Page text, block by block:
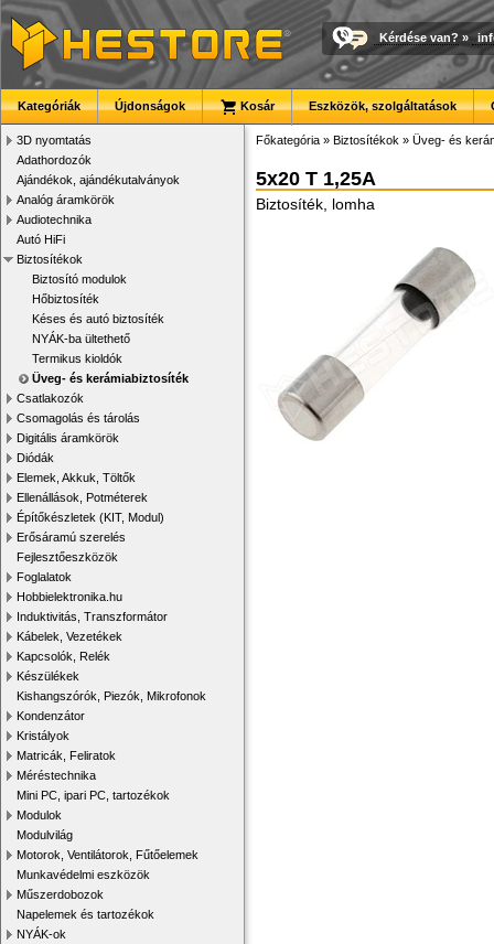
Kérdése van? »
Kategóriák Újdonságok Kosár Eszközök, szolgáltatások
3D nyomtatás
Adathordozók
Ajándékok, ajándékutalványok
Analóg áramkörök
Audiotechnika
Autó HiFi
Biztosítékok
Biztosító modulok
Hőbiztosíték
Késes és autó biztosíték
NYÁK-ba ültethető
Termikus kioldók
Üveg- és kerámiabiztosíték
Csatlakozók
Csomagolás és tárolás
Digitális áramkörök
Diódák
Elemek, Akkuk, Töltők
Ellenállások, Potméterek
Építőkészletek (KIT, Modul)
Erősáramú szerelés
Fejlesztőeszközök
Foglalatok
Hobbielektronika.hu
Induktivitás, Transzformátor
Kábelek, Vezetékek
Kapcsolók, Relék
Készülékek
Kishangszórók, Piezók, Mikrofonok
Kondenzátor
Kristályok
Matricák, Feliratok
Méréstechnika
Mini PC, ipari PC, tartozékok
Modulok
Modulvilág
Motorok, Ventilátorok, Fűtőelemek
Munkavédelmi eszközök
Műszerdobozok
Napelemek és tartozékok
NYÁK-ok
Főkategória » Biztosítékok » Üveg- és
5x20 T 1,25A
Biztosíték, lomha